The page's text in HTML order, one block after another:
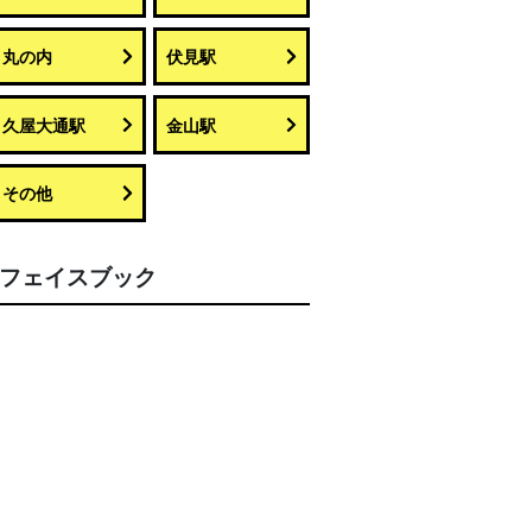
丸の内 伏見駅
久屋大通駅 金山駅
その他
フェイスブック